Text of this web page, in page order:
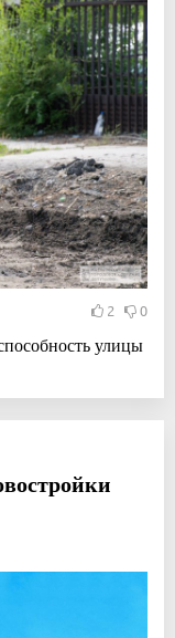
2 0
улицы